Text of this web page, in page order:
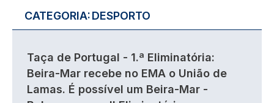
CATEGORIA:DESPORTO
Taça de Portugal - 1.ª Eliminatória:
Beira-Mar recebe no EMA o União de
Lamas. É possível um Beira-Mar -